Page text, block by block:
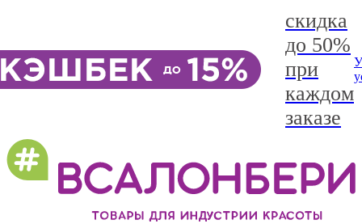
скидка
до 50%
при
каждом
заказе